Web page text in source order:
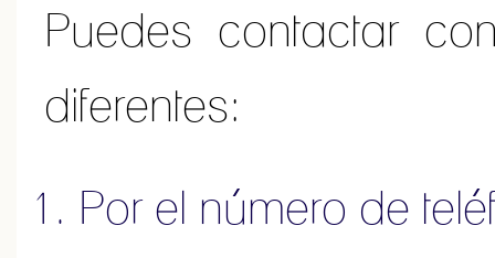
Puedes contactar
diferentes:
Por el número de